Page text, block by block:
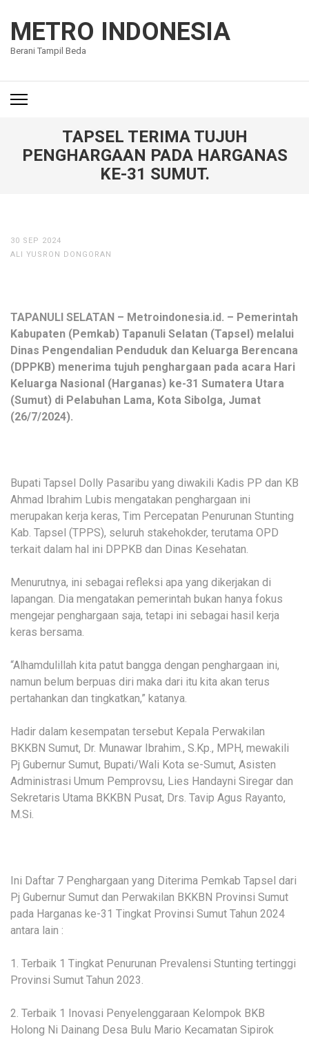
konten
(Tekan
METRO INDONESIA
Berani Tampil Beda
TAPSEL TERIMA TUJUH
PENGHARGAAN PADA HARGANAS
KE-31 SUMUT.
30 SEP 2024
ALI YUSRON DONGORAN
TAPANULI SELATAN – Metroindonesia.id. – Pemerintah
Kabupaten (Pemkab) Tapanuli Selatan (Tapsel) melalui
Dinas Pengendalian Penduduk dan Keluarga Berencana
(DPPKB) menerima tujuh penghargaan pada acara Hari
Keluarga Nasional (Harganas) ke-31 Sumatera Utara
(Sumut) di Pelabuhan Lama, Kota Sibolga, Jumat
(26/7/2024).
Bupati Tapsel Dolly Pasaribu yang diwakili Kadis PP dan KB
Ahmad Ibrahim Lubis mengatakan penghargaan ini
merupakan kerja keras, Tim Percepatan Penurunan Stunting
Kab. Tapsel (TPPS), seluruh stakehokder, terutama OPD
terkait dalam hal ini DPPKB dan Dinas Kesehatan.
Menurutnya, ini sebagai refleksi apa yang dikerjakan di
lapangan. Dia mengatakan pemerintah bukan hanya fokus
mengejar penghargaan saja, tetapi ini sebagai hasil kerja
keras bersama.
“Alhamdulillah kita patut bangga dengan penghargaan ini,
namun belum berpuas diri maka dari itu kita akan terus
pertahankan dan tingkatkan,” katanya.
Hadir dalam kesempatan tersebut Kepala Perwakilan
BKKBN Sumut, Dr. Munawar Ibrahim., S.Kp., MPH, mewakili
Pj Gubernur Sumut, Bupati/Wali Kota se-Sumut, Asisten
Administrasi Umum Pemprovsu, Lies Handayni Siregar dan
Sekretaris Utama BKKBN Pusat, Drs. Tavip Agus Rayanto,
M.Si.
Ini Daftar 7 Penghargaan yang Diterima Pemkab Tapsel dari
Pj Gubernur Sumut dan Perwakilan BKKBN Provinsi Sumut
pada Harganas ke-31 Tingkat Provinsi Sumut Tahun 2024
antara lain :
1. Terbaik 1 Tingkat Penurunan Prevalensi Stunting tertinggi
Provinsi Sumut Tahun 2023.
2. Terbaik 1 Inovasi Penyelenggaraan Kelompok BKB
Holong Ni Dainang Desa Bulu Mario Kecamatan Sipirok